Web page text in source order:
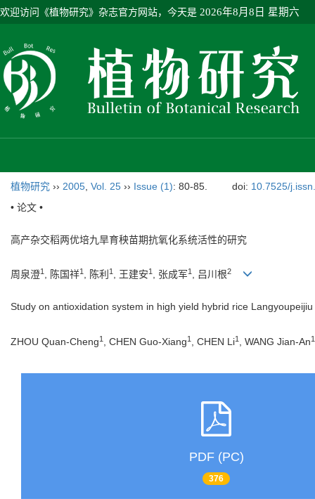
欢迎访问《植物研究》杂志官方网站，今天是 2026年8月8日 星期六
植物研究 ›› 2005 Vol. 25 ›› Issue (1): 80-85. doi: 10.7525/
• 论文 •
高产杂交稻两优培九旱育秧苗期抗氧化系统活性的研究
周泉澄1 , 陈国祥1 , 陈利 1 , 王建安1 , 张成军1 , 吕川根2
Study on antioxidation system in high yield hybrid rice
ZHOU Quan-Cheng1 , CHEN Guo-Xiang1 , CHEN Li1 , WANG Jian-An1
PDF (PC)
376